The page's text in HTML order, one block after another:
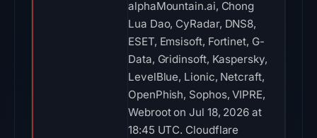
alphaMountain.ai, Chong
Lua Dao, CyRadar, DNS8,
ESET, Emsisoft, Fortinet, G-
Data, Gridinsoft, Kaspersky,
LevelBlue, Lionic, Netcraft,
OpenPhish, Sophos, VIPRE,
Webroot on Jul 18, 2026 at
18:45 UTC. Cloudflare